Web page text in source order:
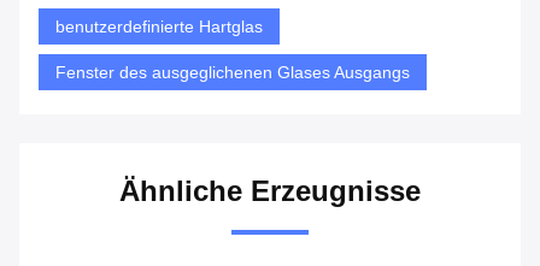
benutzerdefinierte Hartglas
Fenster des ausgeglichenen Glases Ausgangs
Ähnliche Erzeugnisse